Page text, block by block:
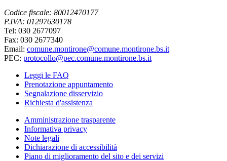
Codice fiscale: 80012470177
P.IVA: 01297630178
Tel: 030 2677097
Fax: 030 2677340
Email: comune.montirone@comune.montirone.bs.it
PEC: protocollo@pec.comune.montirone.bs.it
Leggi le FAQ
Prenotazione appuntamento
Segnalazione disservizio
Richiesta d'assistenza
Amministrazione trasparente
Informativa privacy
Note legali
Dichiarazione di accessibilità
Piano di miglioramento del sito e dei servizi